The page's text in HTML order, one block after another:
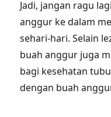
Jadi, jangan ragu
anggur ke dalam
sehari-hari. Selain
buah anggur juga
bagi kesehatan
dengan buah